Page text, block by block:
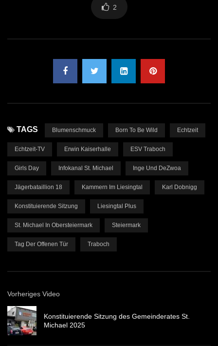
2
TAGS Blumenschmuck Born To Be Wild Echtzeit
Echtzeit-TV Erwin Kaiserhalle ESV Traboch
Girls Day Infokanal St. Michael Inge Und DeZwoa
Jägerbataillion 18 Kammern Im Liesingtal Karl Dobnigg
Konstituierende Sitzung Liesingtal Plus
St. Michael In Obersteiermark Steiermark
Tag Der Offenen Tür Traboch
Vorheriges Video
Konstituierende Sitzung des Gemeinderates St.
Michael 2025